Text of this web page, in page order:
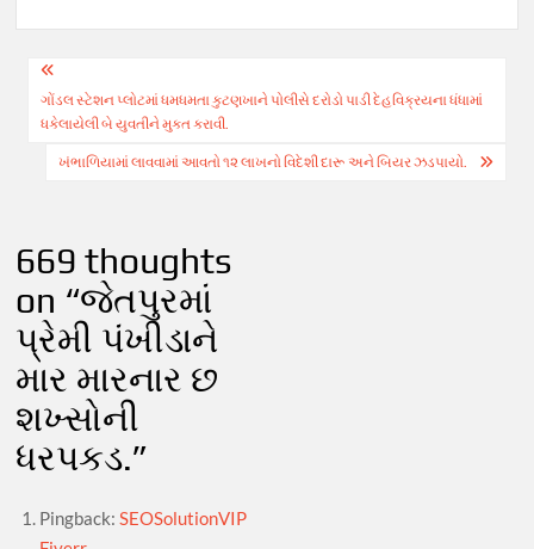
Post
navigation
ગોંડલ સ્ટેશન પ્લોટમાં ધમધમતા કુટણખાને પોલીસે દરોડો પાડી દેહવિક્રયના ધંધામાં
ધકેલાયેલી બે યુવતીને મુક્ત કરાવી.
ખંભાળિયામાં લાવવામાં આવતો ૧૨ લાખનો વિદેશી દારૂ અને બિયર ઝડપાયો.
669 thoughts
on “જેતપુરમાં
પ્રેમી પંખીડાને
માર મારનાર છ
શખ્સોની
ધરપકડ.”
Pingback:SEOSolutionVIP